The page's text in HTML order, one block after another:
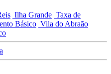
Ilha Grande Taxa de
Básico Vila do Abraão